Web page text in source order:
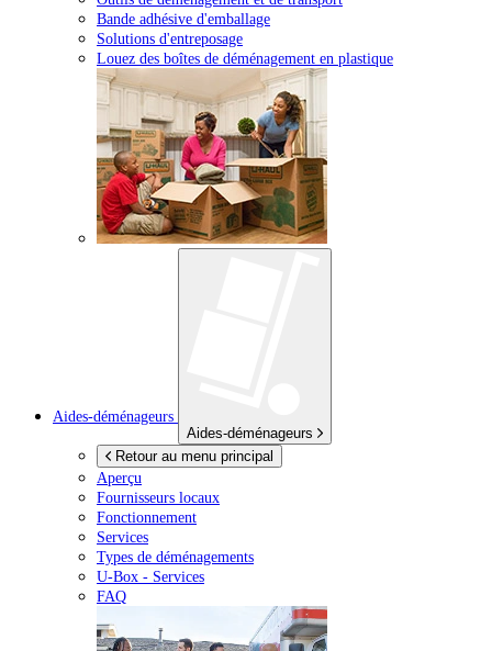
Bande adhésive d'emballage
Solutions d'entreposage
Louez des boîtes de déménagement en plastique
Aides-déménageurs
Aides-déménageurs
Retour au menu principal
Aperçu
Fournisseurs locaux
Fonctionnement
Services
Types de déménagements
U-Box - Services
FAQ